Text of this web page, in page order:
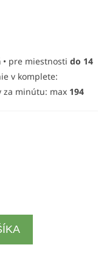
M
O
• pre miestnosti do 14
v komplete:
za minútu: max 194